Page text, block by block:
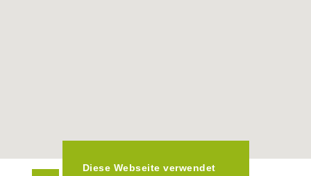
Diese Webseite verwendet